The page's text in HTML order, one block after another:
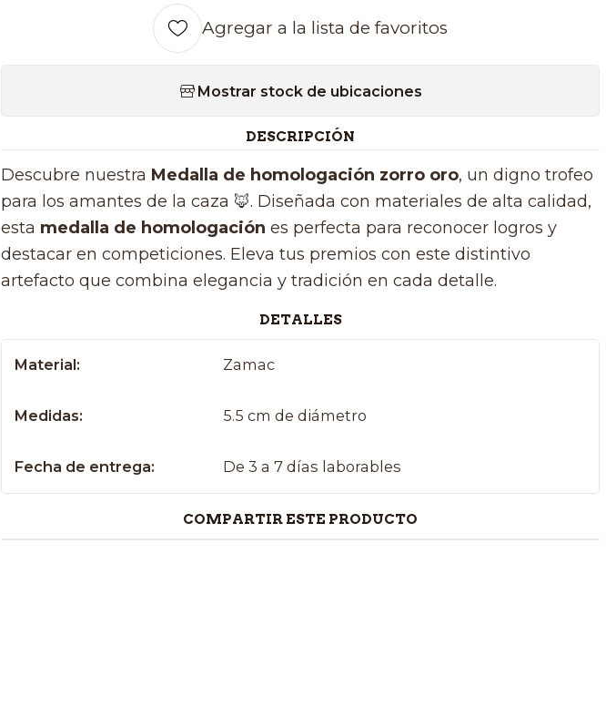
Agregar a la lista de favoritos
Mostrar stock de ubicaciones
DESCRIPCIÓN
Descubre nuestra Medalla de homologación zorro oro, un digno trofeo
para los amantes de la caza 🦊. Diseñada con materiales de alta calidad,
esta medalla de homologación es perfecta para reconocer logros y
destacar en competiciones. Eleva tus premios con este distintivo
artefacto que combina elegancia y tradición en cada detalle.
DETALLES
Material: Zamac
Medidas: 5.5 cm de diámetro
Fecha de entrega: De 3 a 7 días laborables
COMPARTIR ESTE PRODUCTO